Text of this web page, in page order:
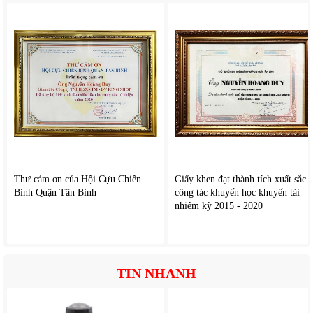
Máy chà sàn liên hợp X35Bcó 2 bình chứa riêng biệt:
Bình nước sạch: dung tích 10 lít, cung cấp đủ nước
cho chu kỳ làm sạch dài. Bình nước bẩn: dung tích 15
lít, được thiết kế kín, giúp ngăn tràn và dễ tháo rửa.
Cả hai bình đều được làm từ nhựa cao cấp, có vạch
5. Nguồn điện và thời lượng hoạt động
hoạt và an toàn hơn trong khu vực rộng.
Thư cảm ơn của Hội Cựu Chiến
Binh Quận Tân Bình
Giấy khen đạt thành tích xuất sắc
công tác khuyến học khuyến tài
nhiệm kỳ 2015 - 2020
TIN NHANH